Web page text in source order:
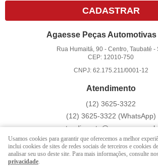
CADASTRAR
Agaesse Peças
Rua Humaitá, 90 -Centro, Taubaté -
CEP: 12010-750
CNPJ: 62.175.211/0001-12
Atendimento
(12) 3625-3322
(12) 3625-3322 (WhatsApp)
LOJA VIRTUAL CRIADA POR
Usamos cookies para garantir que oferecemos a melhor
inclui cookies de sites de redes sociais de terceiros e cookies
analisar seu uso deste site. Para mais informações, consulte
privacidade.